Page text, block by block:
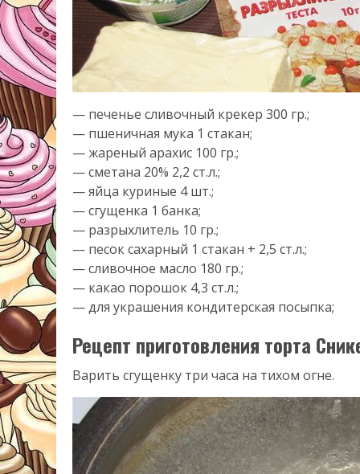
— печенье сливочный крекер 300 гр.;
— пшеничная мука 1 стакан;
— жареный арахис 100 гр.;
— сметана 20% 2,2 ст.л.;
— яйца куриные 4 шт.;
— сгущенка 1 банка;
— разрыхлитель 10 гр.;
— песок сахарный 1 стакан + 2,5 ст.л.;
— сливочное масло 180 гр.;
— какао порошок 4,3 ст.л.;
— для украшения кондитерская посыпка;
Рецепт приготовления торта
Варить сгущенку три часа на тихом огне.